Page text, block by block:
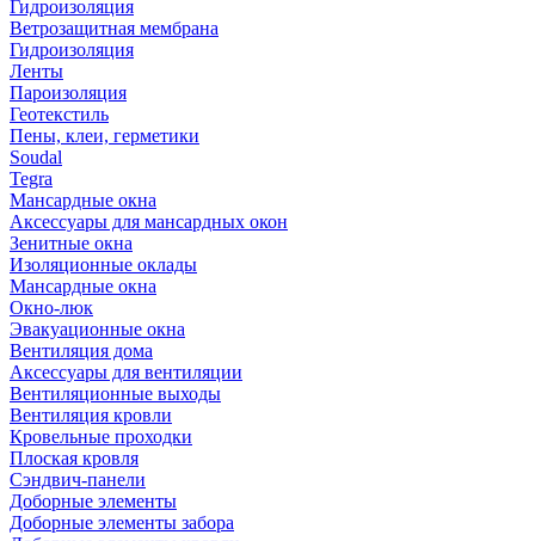
Гидроизоляция
Ветрозащитная мембрана
Гидроизоляция
Ленты
Пароизоляция
Геотекстиль
Пены, клеи, герметики
Soudal
Tegra
Мансардные окна
Аксессуары для мансардных окон
Зенитные окна
Изоляционные оклады
Мансардные окна
Окно-люк
Эвакуационные окна
Вентиляция дома
Аксессуары для вентиляции
Вентиляционные выходы
Вентиляция кровли
Кровельные проходки
Плоская кровля
Сэндвич-панели
Доборные элементы
Доборные элементы забора